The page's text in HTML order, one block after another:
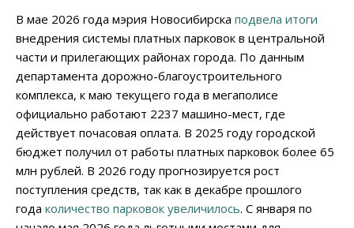
В мае 2026 года мэрия Новосибирска подвела итоги
внедрения системы платных парковок в центральной
части и прилегающих районах города. По данным
департамента дорожно-благоустроительного
комплекса, к маю текущего года в мегаполисе
официально работают 2237 машино-мест, где
действует почасовая оплата. В 2025 году городской
бюджет получил от работы платных парковок более 65
млн рублей. В 2026 году прогнозируется рост
поступления средств, так как в декабре прошлого
года количество парковок увеличилось. С января по